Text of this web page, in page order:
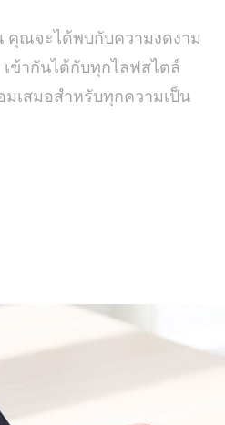
คุณจะได้พบกับความงดงาม
ข้ากันได้กับทุกไลฟสไตล์
เสมอสำหรับทุกความเป็น